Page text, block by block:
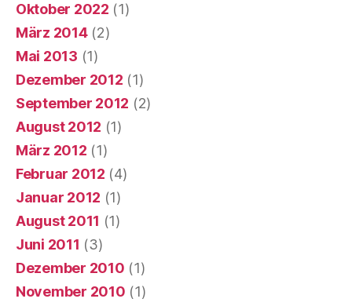
Oktober 2022 (1)
März 2014(2)
Mai 2013 (1)
Dezember 2012 (1)
September 2012 (2)
August 2012 (1)
März 2012 (1)
Februar 2012 (4)
Januar 2012 (1)
August 2011 (1)
Juni 2011 (3)
Dezember 2010 (1)
November 2010 (1)